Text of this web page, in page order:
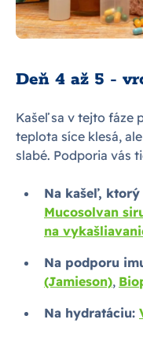
Deň 4 až 5 -
Kašeľ sa v tejto fáze
teplota síce klesá,
slabé. Podporia vás
Na kašeľ,
Mucosolvan
na
Na podporu
(Jamieson),
Na hydratáciu: